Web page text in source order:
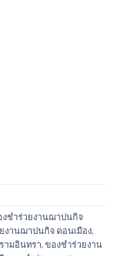
ชิ้น
งชำร่วยงานฌาปนกิจ
งานฌาปนกิจ ดอนเมือง,
ามอินทรา,ของชำร่วยงาน